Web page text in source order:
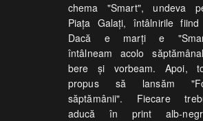
chema "Smart", undeva
Piața Galați, întâlnirile fiind
Dacă e marți e
întâlneam acolo
bere și vorbeam. Apoi,
propus să lansăm
săptămânii". Fiecare
aducă în print alb-